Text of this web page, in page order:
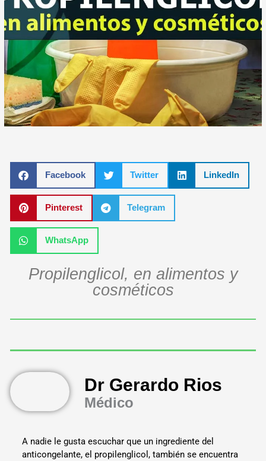
Facebook Twitter LinkedIn
Pinterest Telegram
WhatsApp
Propilenglicol, en alimentos y
cosméticos
Dr Gerardo Rios
Médico
A nadie le gusta escuchar que un ingrediente del
anticongelante, el propilenglicol, también se encuentra